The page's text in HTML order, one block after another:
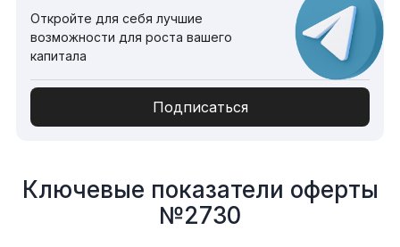
Откройте для себя лучшие
возможности для роста вашего
капитала
Подписаться
Ключевые показатели оферты
№2730